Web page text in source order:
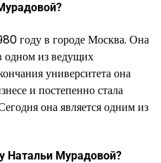
году в городе Москва. Она
одном из ведущих
университета она
и постепенно стала
она является одним из
Натальи Мурадовой?